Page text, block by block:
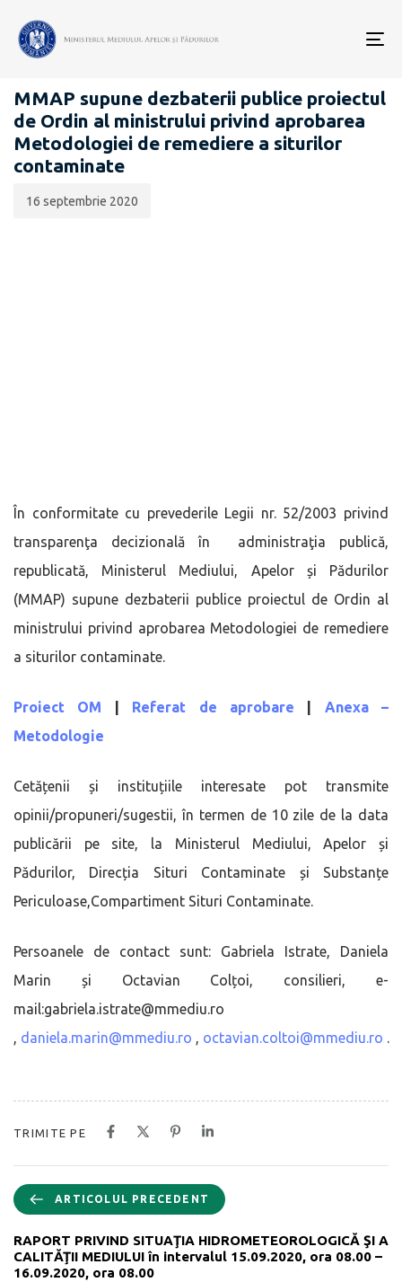
PROIECTE ACTE NORMATIVE
MMAP supune dezbaterii publice proiectul
de Ordin al ministrului privind aprobarea
Metodologiei de remediere a siturilor
contaminate
publicării:
16 septembrie 2020
În conformitate cu prevederile Legii nr. 52/2003 privind
transparenţa decizională în administraţia publică,
republicată, Ministerul Mediului, Apelor și Pădurilor
(MMAP) supune dezbaterii publice proiectul de Ordin al
ministrului privind aprobarea Metodologiei de remediere
a siturilor contaminate.
Proiect OM Referat de aprobare
Anexa –
Metodologie
Cetățenii și instituțiile interesate pot transmite
opinii/propuneri/sugestii, în termen de 10 zile de la data
publicării pe site, la Ministerul Mediului, Apelor și
Pădurilor, Direcția Situri Contaminate și Substanțe
Periculoase,Compartiment Situri Contaminate.
Persoanele de contact sunt: Gabriela Istrate, Daniela
Marin și Octavian Colțoi, consilieri, e-
mail:gabriela.istrate@mmediu.ro
, daniela.marin@mmediu.ro , octavian.coltoi@mmediu.ro .
TRIMITE PE
ARTICOLUL PRECEDENT
RAPORT PRIVIND SITUAŢIA HIDROMETEOROLOGICĂ ŞI A
CALITĂŢII MEDIULUI în intervalul 15.09.2020, ora 08.00 –
16.09.2020, ora 08.00